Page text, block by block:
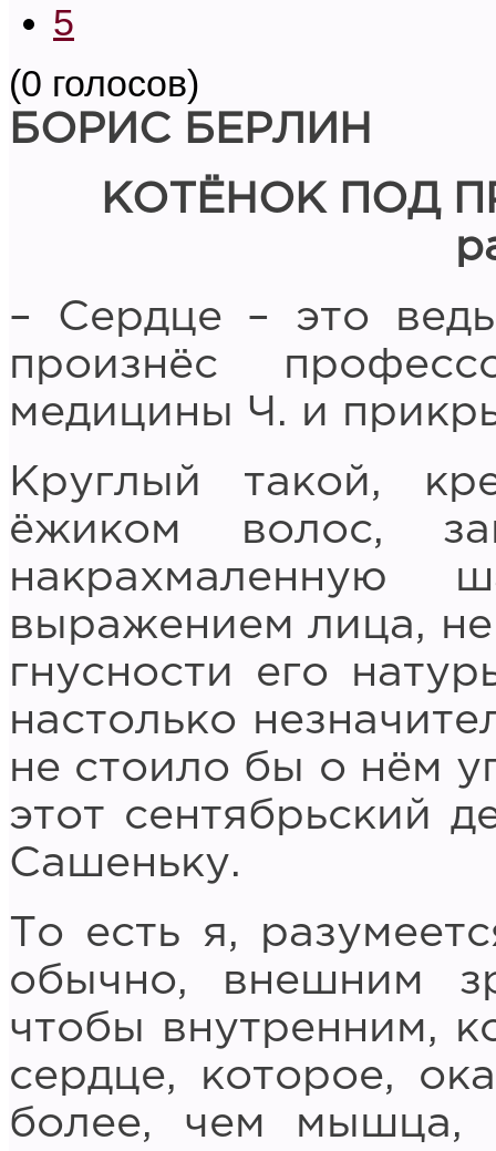
5
(0 голосов)
БОРИС БЕРЛИН
КОТЁНОК ПОД
– Сердце – это
произнёс
медицины Ч. и
Круглый такой,
ёжиком волос,
накрахмаленную
выражением лица,
гнусности его
настолько
не стоило бы о нём
этот сентябрьский
Сашеньку.
То есть я,
обычно, внешним
чтобы внутренним,
сердце, которое,
более, чем мышца,